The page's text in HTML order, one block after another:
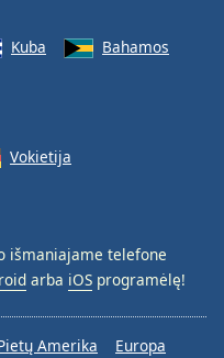
Kuba
Bahamos
Vokietija
išmaniajame telefone
arba iOS programėlę!
Amerika
Europa